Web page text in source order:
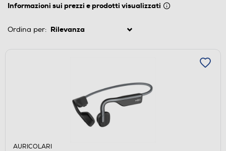
Informazioni sui prezzi e prodotti visualizzati
Ordina per:
AURICOLARI